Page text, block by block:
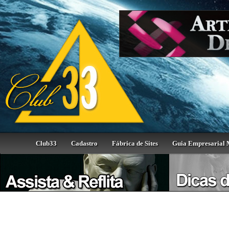
Club33 Cadastro Fábrica de Sites Guia Empresarial